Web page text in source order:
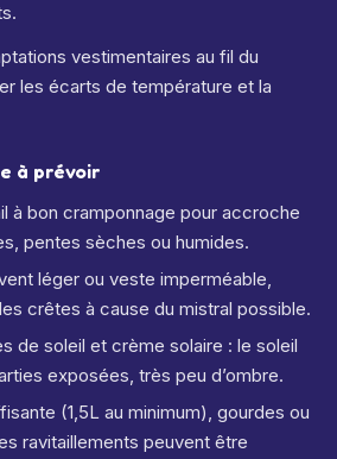
vestimentaires au fil du
les écarts de température et la
à prévoir
à bon cramponnage pour accroche
pentes sèches ou humides.
léger ou veste imperméable,
crêtes à cause du mistral possible.
de soleil et crème solaire : le soleil
exposées, très peu d’ombre.
(1,5L au minimum), gourdes ou
ravitaillements peuvent être